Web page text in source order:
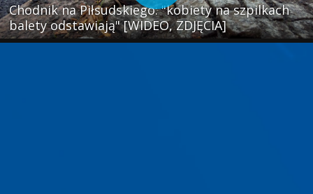
Chodnik na Piłsudskiego: "kobiety na szpilkach
balety odstawiają" [WIDEO, ZDJĘCIA]